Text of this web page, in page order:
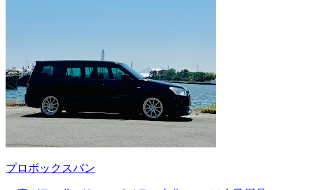
プロボックスバン